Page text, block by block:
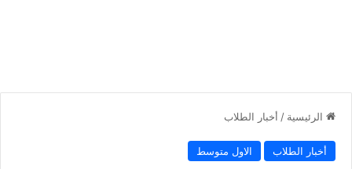
الرئيسية / أخبار الطلاب
أخبار الطلاب الاول متوسط